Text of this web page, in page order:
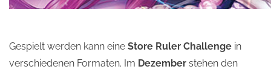
Gespielt werden kann eine Store Ruler Challenge in
verschiedenen Formaten. Im Dezember stehen den